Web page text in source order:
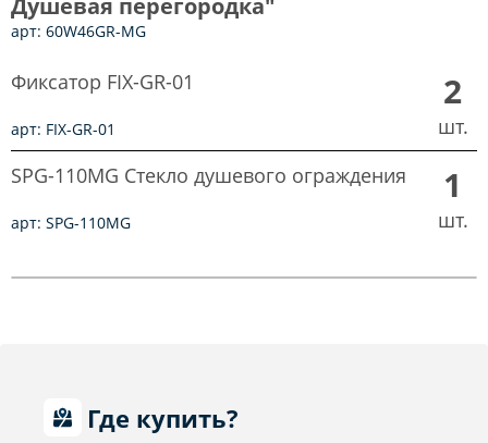
Душевая перегородка"
арт: 60W46GR-MG
Фиксатор FIX-GR-01
арт: FIX-GR-01
2
шт.
SPG-110MG Стекло душевого ограждения
арт: SPG-110MG
1
шт.
Где купить?